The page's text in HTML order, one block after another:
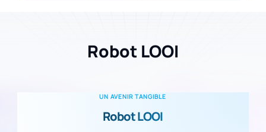
Robot LOOI
UN AVENIR TANGIBLE
Robot LOOI